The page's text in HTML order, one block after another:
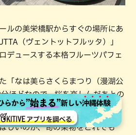
ルの美栄橋駅からすぐの場所にあ
（ヴェントットフルッタ）」
デュースする本格フルーツパフェ
「なは美らさくらまつり（漫湖公
ほどなので、桜を楽しんだあとの
のロケーションです。
しいのが、旬の果物をこれでも